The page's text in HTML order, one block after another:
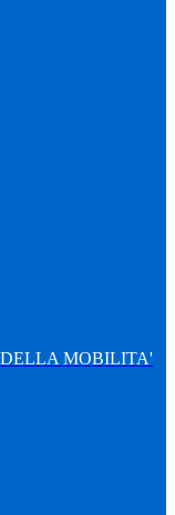
MOBILITA'